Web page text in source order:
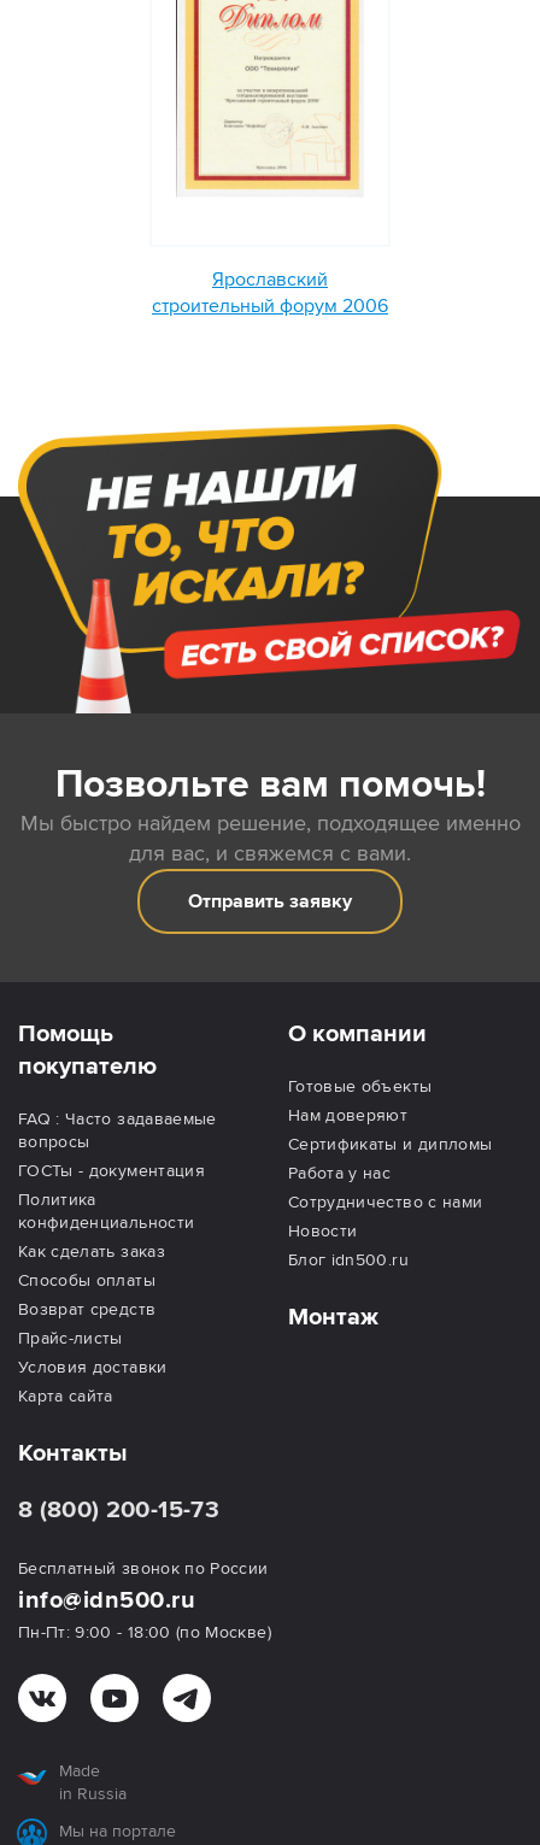
Ярославский
строительный форум 2006
Позвольте вам помочь!
Мы быстро найдем решение, подходящее именно
для вас, и свяжемся с вами.
Отправить заявку
Помощь
покупателю
FAQ : Часто задаваемые
вопросы
ГОСТы - документация
Политика
конфиденциальности
Как сделать заказ
Способы оплаты
Возврат средств
Прайс-листы
Условия доставки
Карта сайта
О компании
Готовые объекты
Нам доверяют
Сертификаты и дипломы
Работа у нас
Сотрудничество с нами
Новости
Блог idn500.ru
Монтаж
Контакты
8 (800) 200-15-73
Бесплатный звонок по России
info@idn500.ru
Пн-Пт: 9:00 - 18:00 (по Москве)
Made
in Russia
Мы на портале